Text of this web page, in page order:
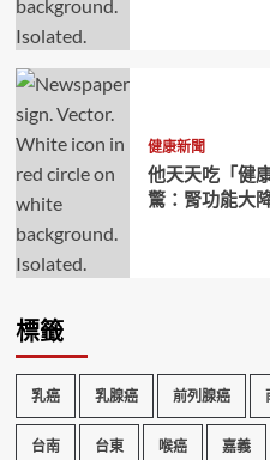
健康新聞
他天天吃「健
驚：腎功能大
標籤
乳癌 乳腺癌 前列腺癌
台南 台東 喉癌 嘉義